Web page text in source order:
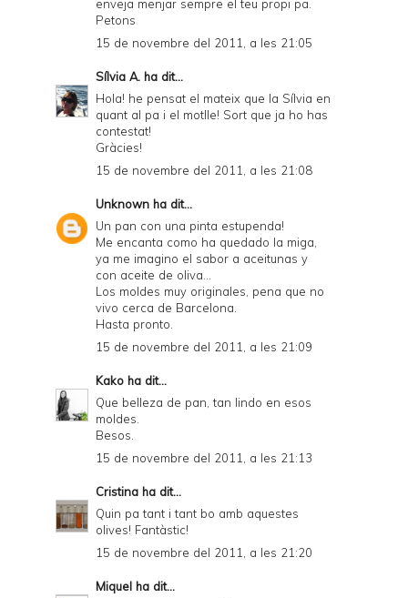
D
enveja menjar sempre el teu propi pa.
Petons
15 de novembre del 2011, a les 21:05
Sílvia A. ha dit...
Hola! he pensat el mateix que la Sílvia en
quant al pa i el motlle! Sort que ja ho has
contestat!
Gràcies!
15 de novembre del 2011, a les 21:08
Unknown ha dit...
Un pan con una pinta estupenda!
Me encanta como ha quedado la miga,
ya me imagino el sabor a aceitunas y
con aceite de oliva...
Los moldes muy originales, pena que no
vivo cerca de Barcelona.
Hasta pronto.
15 de novembre del 2011, a les 21:09
Kako ha dit...
Que belleza de pan, tan lindo en esos
moldes.
Besos.
15 de novembre del 2011, a les 21:13
Cristina ha dit...
Quin pa tant i tant bo amb aquestes
olives! Fantàstic!
15 de novembre del 2011, a les 21:20
Miquel ha dit...